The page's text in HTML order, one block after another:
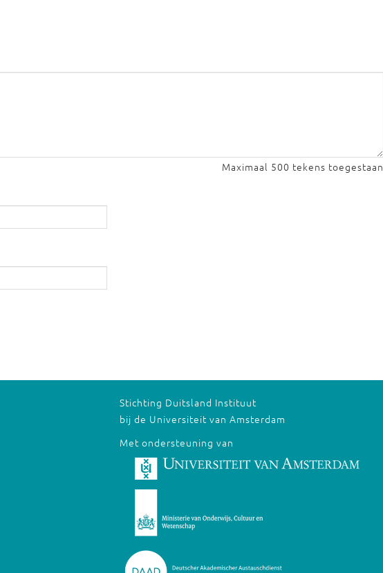
Maximaal 500 tekens toegestaan
Stichting Duitsland Instituut
bij de Universiteit van Amsterdam
Met ondersteuning van